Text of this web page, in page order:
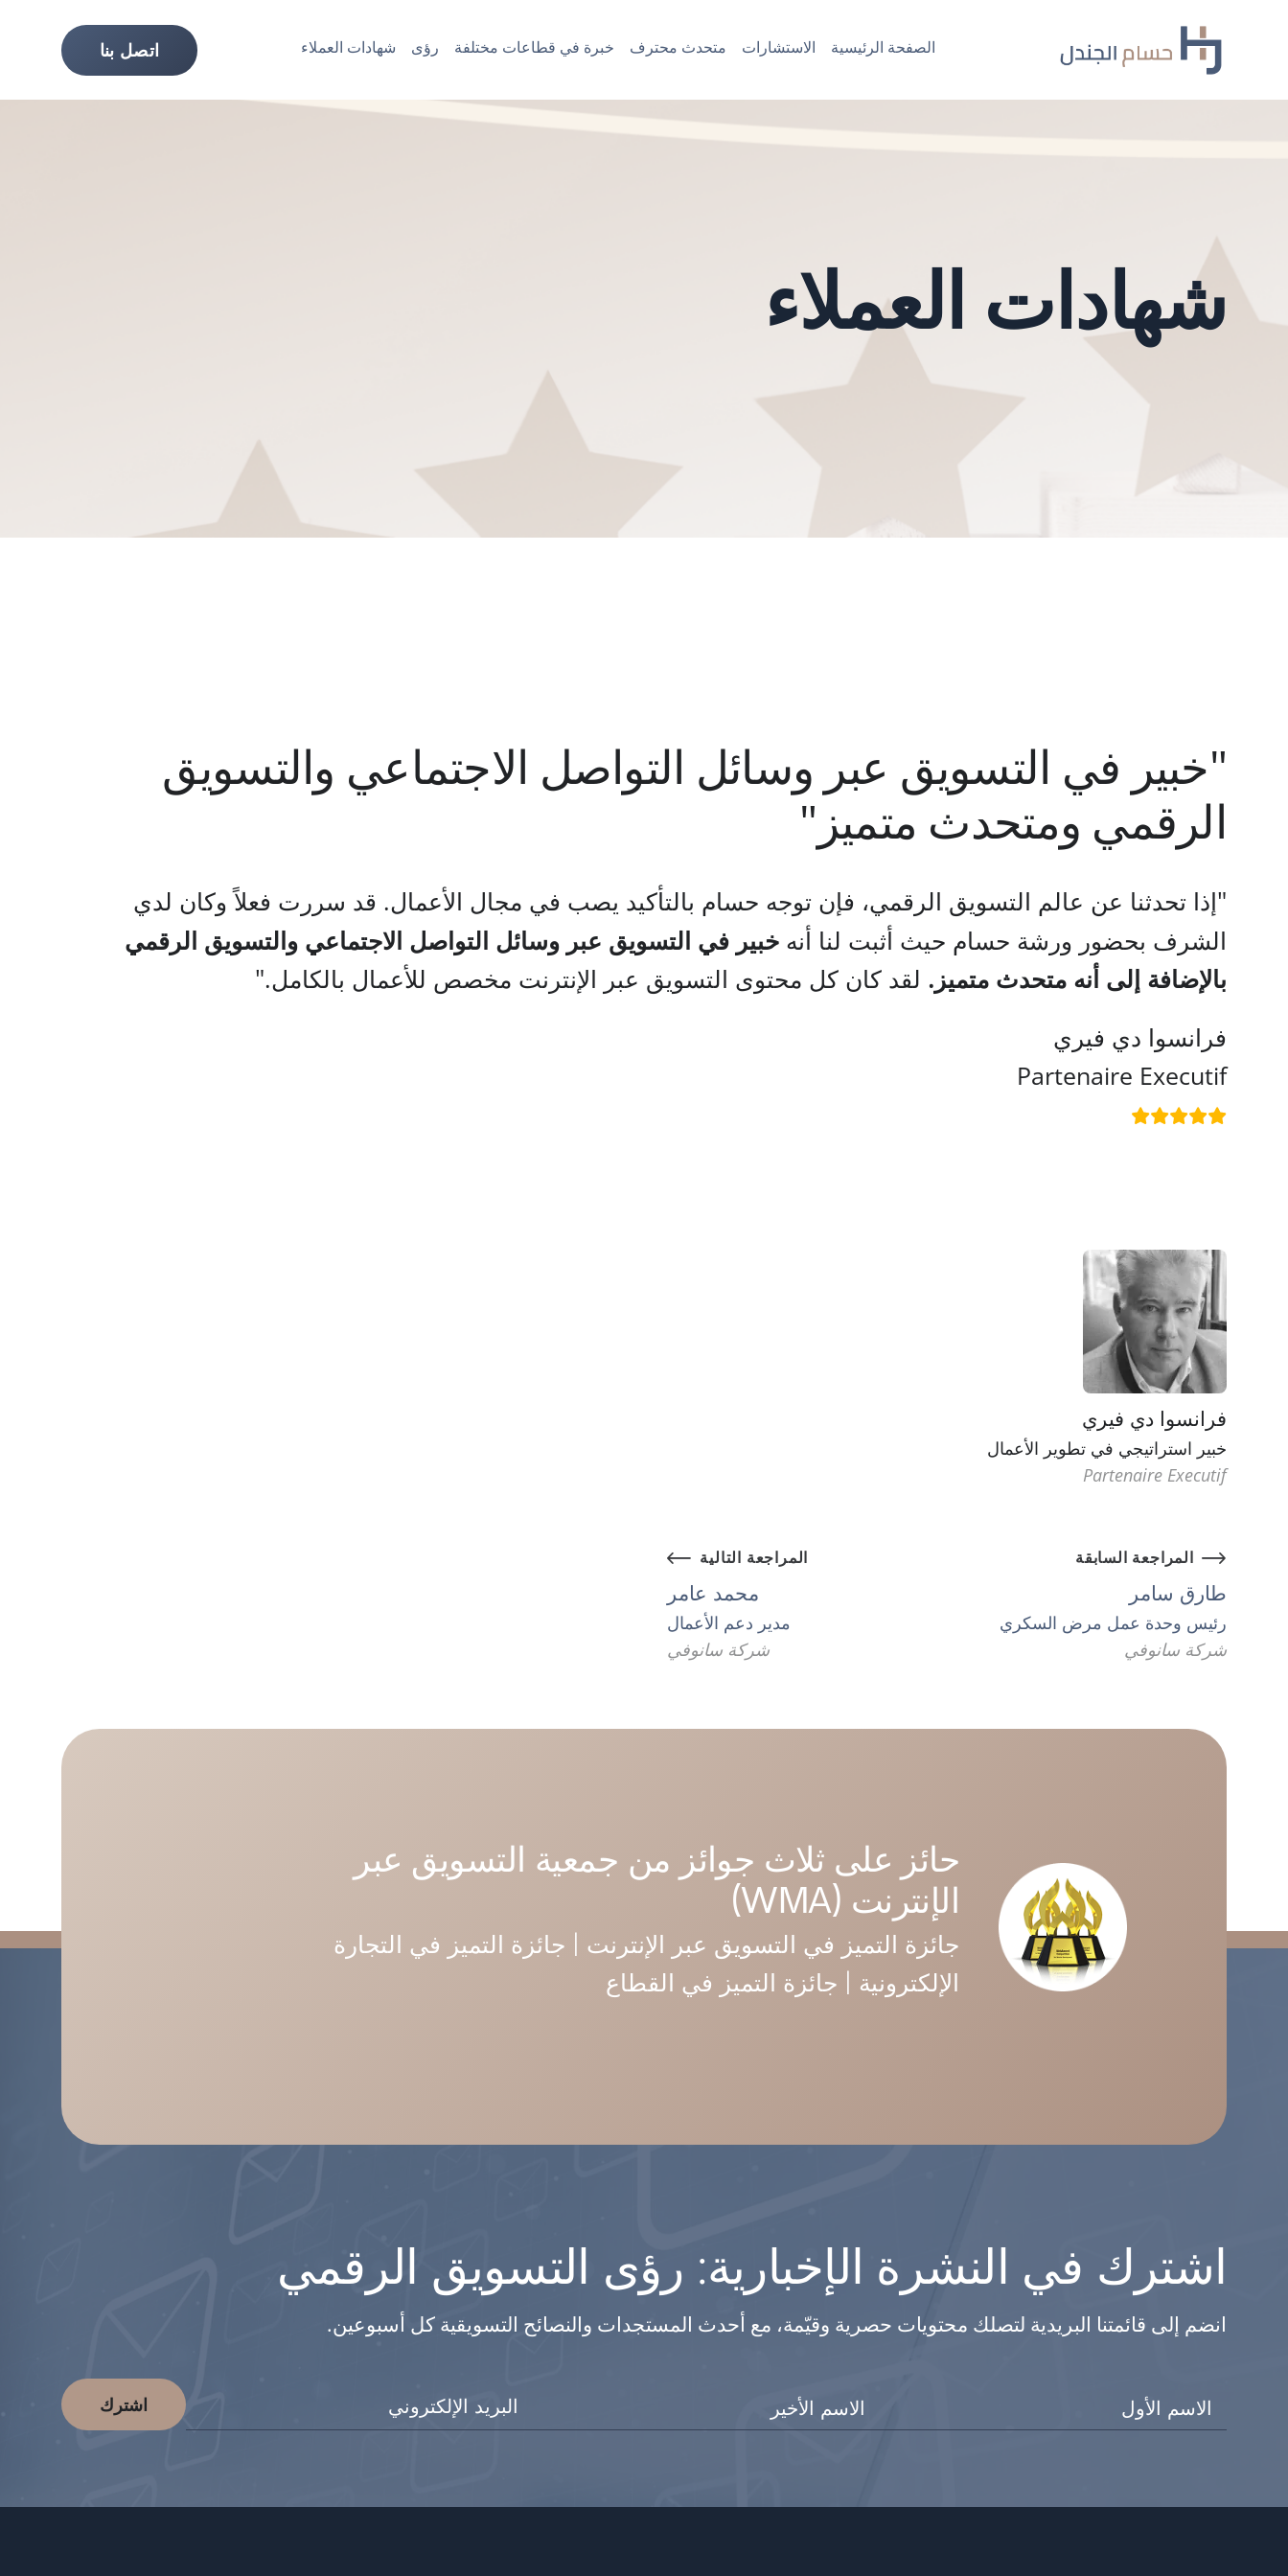
content
الصفحة الرئيسية الاستشارات متحدث محترف خبرة في قطاعات مختلفة رؤى شهادات العملاء اتصل بنا
شهادات العملاء
"خبير في التسويق عبر وسائل التواصل الاجتماعي والتسويق
الرقمي ومتحدث متميز"
إذا تحدثنا عن عالم التسويق الرقمي، فإن توجه حسام بالتأكيد يصب في مجال الأعمال. قد سررت فعلاً وكان لدي
الشرف بحضور ورشة حسام حيث أثبت لنا أنه خبير في التسويق عبر وسائل التواصل الاجتماعي والتسويق الرقمي
بالإضافة إلى أنه متحدث متميز. لقد كان كل محتوى التسويق عبر الإنترنت مخصص للأعمال بالكامل.
فرانسوا دي فيري
Partenaire Executif
فرانسوا دي فيري
خبير استراتيجي في تطوير الأعمال
Partenaire Executif
المراجعة السابقة
طارق سامر
رئيس وحدة عمل مرض السكري
شركة سانوفي
المراجعة التالية
محمد عامر
مدير دعم الأعمال
شركة سانوفي
حائز على ثلاث جوائز من جمعية التسويق عبر
الإنترنت (WMA)
جائزة التميز في التسويق عبر الإنترنت | جائزة التميز في التجارة
الإلكترونية | جائزة التميز في القطاع
اشترك في النشرة الإخبارية: رؤى التسويق الرقمي
انضم إلى قائمتنا البريدية لتصلك محتويات حصرية وقيّمة، مع أحدث المستجدات والنصائح التسويقية كل أسبوعين.
اشترك